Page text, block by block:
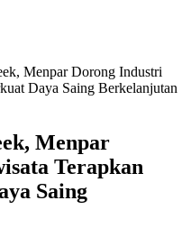
Menpar Dorong Industri
Daya Saing Berkelanjutan
Menpar
Terapkan
Saing